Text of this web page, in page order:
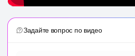
Задайте вопрос по видео